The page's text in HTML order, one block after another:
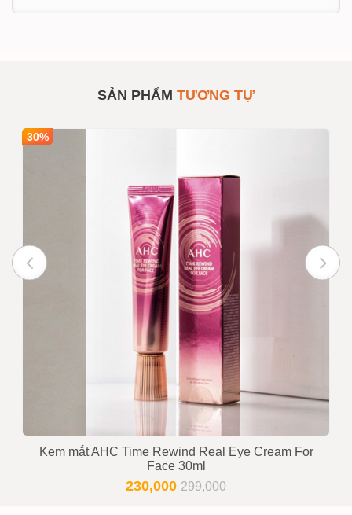
SẢN PHẨM TƯƠNG TỰ
30%
Kem mắt AHC Time Rewind Real Eye Cream For
Face 30ml
230,000 299,000